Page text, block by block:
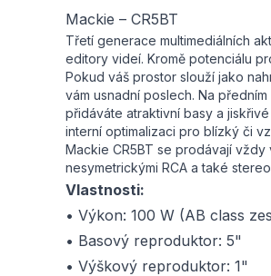
Mackie – CR5BT
Třetí generace multimediálních
editory videí. Kromě potenciálu
Pokud váš prostor slouží jako
vám usnadní poslech. Na
přidáváte atraktivní basy a
interní optimalizaci pro blízký či
Mackie CR5BT se prodávají
nesymetrickými RCA a také
Vlastnosti:
• Výkon: 100 W (AB class
• Basový reproduktor: 5"
• Výškový reproduktor: 1"